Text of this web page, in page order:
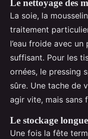
Le nettoyage des
La soie, la
traitement
l’eau froide avec
suffisant. Pour les
ornées, le pressing
sûre. Une tache de
agir vite, mais sans
Le stockage
Une fois la fête